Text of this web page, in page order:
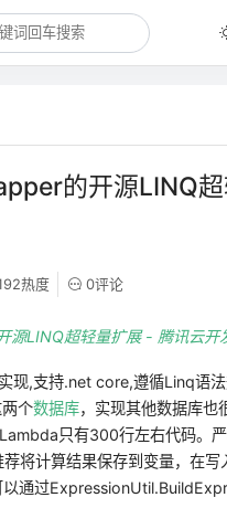
的开源LINQ
热度 0评论
LINQ超轻量扩展 - 腾讯云开
现,支持.net core,遵循Linq语
个数据库，实现其他数据库也
只有300行左右代码。
将计算结果保存到变量，在
通过